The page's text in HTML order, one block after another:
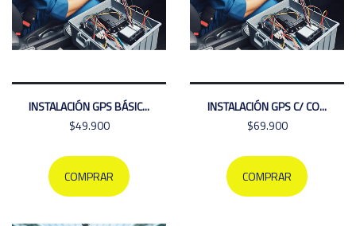
INSTALACIÓN GPS BÁSIC...
$49.900
COMPRAR
INSTALACIÓN GPS C/ CO...
$69.900
COMPRAR